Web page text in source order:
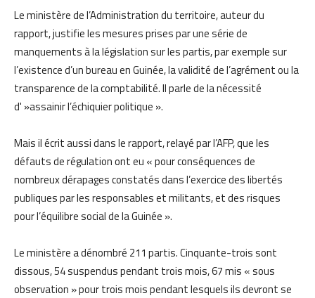
Le ministère de l’Administration du territoire, auteur du
rapport, justifie les mesures prises par une série de
manquements à la législation sur les partis, par exemple sur
l’existence d’un bureau en Guinée, la validité de l’agrément ou la
transparence de la comptabilité. Il parle de la nécessité
d' »assainir l’échiquier politique ».
Mais il écrit aussi dans le rapport, relayé par l’AFP, que les
défauts de régulation ont eu « pour conséquences de
nombreux dérapages constatés dans l’exercice des libertés
publiques par les responsables et militants, et des risques
pour l’équilibre social de la Guinée ».
Le ministère a dénombré 211 partis. Cinquante-trois sont
dissous, 54 suspendus pendant trois mois, 67 mis « sous
observation » pour trois mois pendant lesquels ils devront se